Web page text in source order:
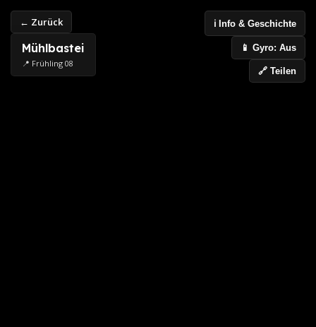
← Zurück
Mühlbastei
📍 Frühling 08
ℹ️ Info & Geschichte
📱 Gyro: Aus
🔗 Teilen